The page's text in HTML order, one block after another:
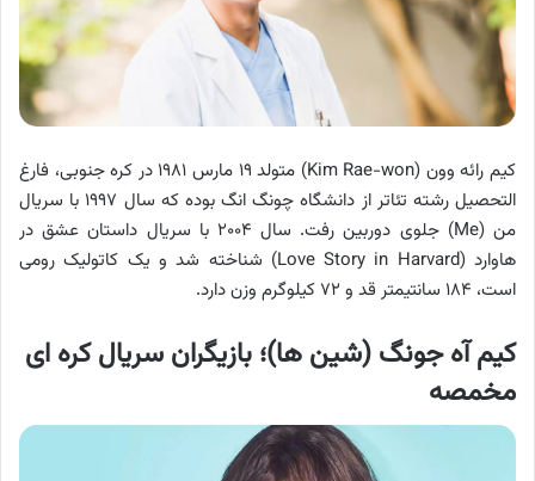
کیم رائه وون (Kim Rae-won) متولد ۱۹ مارس ۱۹۸۱ در کره جنوبی، فارغ
التحصیل رشته تئاتر از دانشگاه چونگ انگ بوده که سال ۱۹۹۷ با سریال
من (Me) جلوی دوربین رفت. سال ۲۰۰۴ با سریال داستان عشق در
هاوارد (Love Story in Harvard) شناخته شد و یک کاتولیک رومی
است، ۱۸۴ سانتیمتر قد و ۷۲ ‌کیلوگرم وزن دارد.
کیم آه جونگ (شین ها)؛ بازیگران سریال کره ای
مخمصه